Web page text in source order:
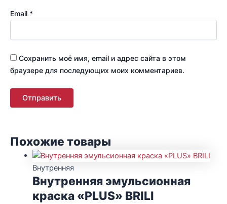
Email *
Сохранить моё имя, email и адрес сайта в этом
браузере для последующих моих комментариев.
Похожие товары
Внутренняя
Внутренняя эмульсионная
краска «PLUS» BRILI